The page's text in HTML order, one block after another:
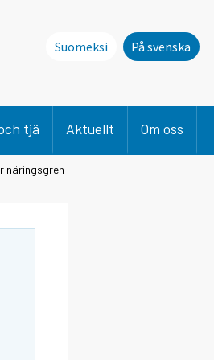
Suomeksi På svenska
tjä Aktuellt Om oss
näringsgren